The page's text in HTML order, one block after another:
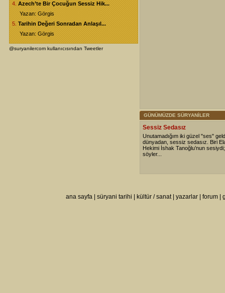
4. Azech’te Bir Çocuğun Sessiz Hik...
Yazan: Görgis
5. Tarihin Değeri Sonradan Anlaşıl...
Yazan: Görgis
@suryanilercom kullanıcısından Tweetler
GÜNÜMÜZDE SÜRYANİLER
Sessiz Sedasız
Unutamadığım iki güzel "ses"
dünyadan, sessiz sedasız. Biri
Hekimi İshak Tanoğlu’nun
söyler...
ana sayfa süryani tarihi kültür / sanat| yazarlar forum